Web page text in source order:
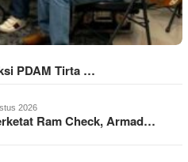
PDAM Tirta …
2026
Ram Check, Armad…